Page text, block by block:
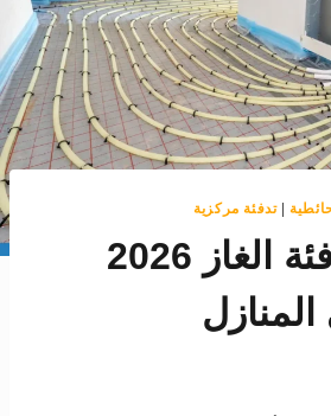
|تدفئة مركزية
شركات تدفئة الغاز 2026